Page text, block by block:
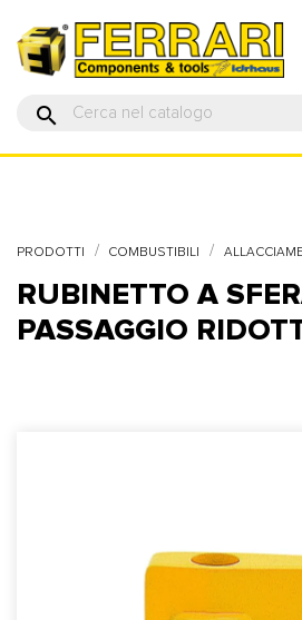
search
PRODOTTI COMBUSTIBILI
RUBINETTO A
PASSAGGIO